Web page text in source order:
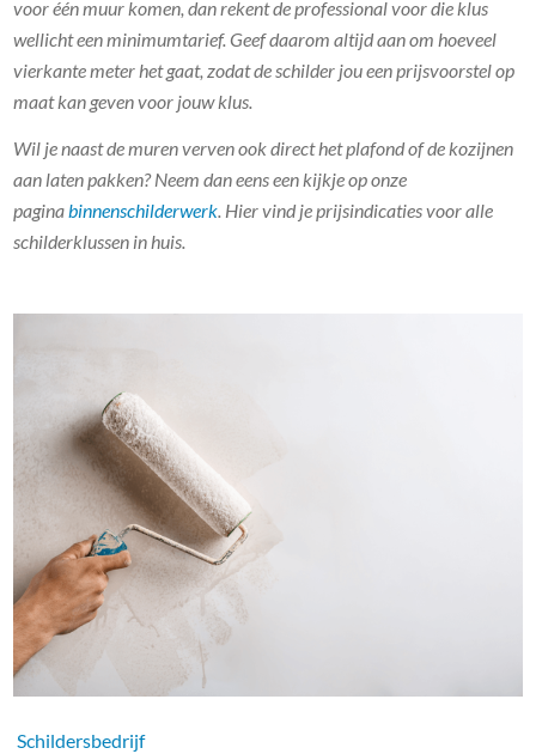
voor één muur komen, dan rekent de professional voor die klus
wellicht een minimumtarief. Geef daarom altijd aan om hoeveel
vierkante meter het gaat, zodat de schilder jou een prijsvoorstel op
maat kan geven voor jouw klus.
Wil je naast de muren verven ook direct het plafond of de kozijnen
aan laten pakken? Neem dan eens een kijkje op onze
paginabinnenschilderwerk. Hier vind je prijsindicaties voor alle
schilderklussen in huis.
Schildersbedrijf